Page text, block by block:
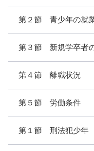
第２節 青少年の
第３節 新規学卒
第４節 離職状況
第５節 労働条件
第１節 刑法犯少